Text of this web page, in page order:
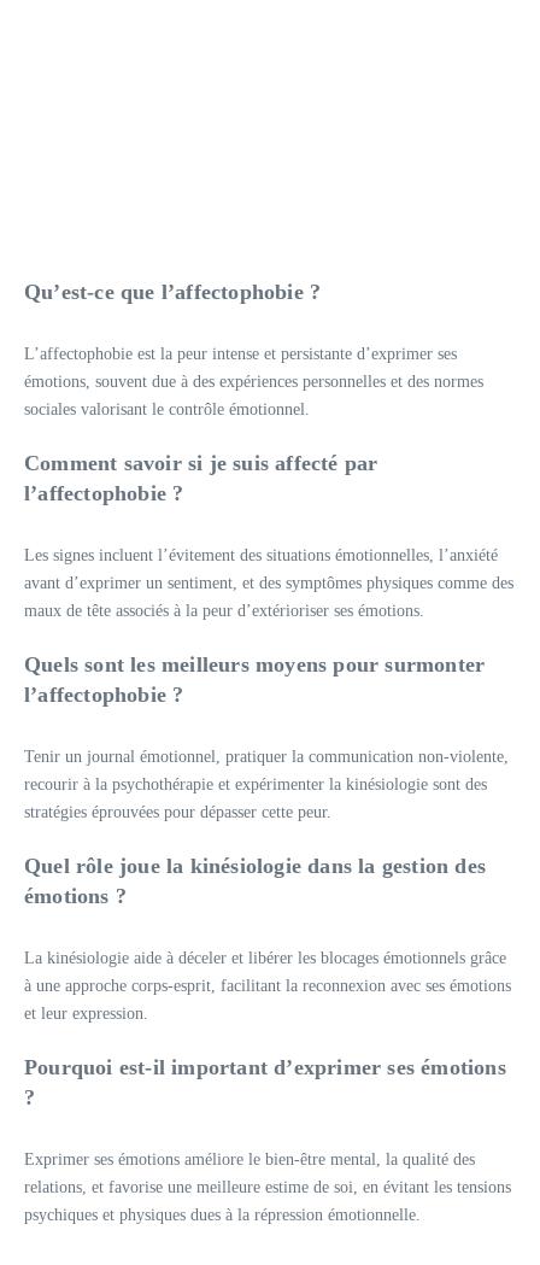
Qu’est-ce que l’affectophobie ?
L’affectophobie est la peur intense et persistante d’exprimer ses
émotions, souvent due à des expériences personnelles et des normes
sociales valorisant le contrôle émotionnel.
Comment savoir si je suis affecté par
l’affectophobie ?
Les signes incluent l’évitement des situations émotionnelles, l’anxiété
avant d’exprimer un sentiment, et des symptômes physiques comme des
maux de tête associés à la peur d’extérioriser ses émotions.
Quels sont les meilleurs moyens pour surmonter
l’affectophobie ?
Tenir un journal émotionnel, pratiquer la communication non-violente,
recourir à la psychothérapie et expérimenter la kinésiologie sont des
stratégies éprouvées pour dépasser cette peur.
Quel rôle joue la kinésiologie dans la gestion des
émotions ?
La kinésiologie aide à déceler et libérer les blocages émotionnels grâce
à une approche corps-esprit, facilitant la reconnexion avec ses émotions
et leur expression.
Pourquoi est-il important d’exprimer ses émotions
?
Exprimer ses émotions améliore le bien-être mental, la qualité des
relations, et favorise une meilleure estime de soi, en évitant les tensions
psychiques et physiques dues à la répression émotionnelle.